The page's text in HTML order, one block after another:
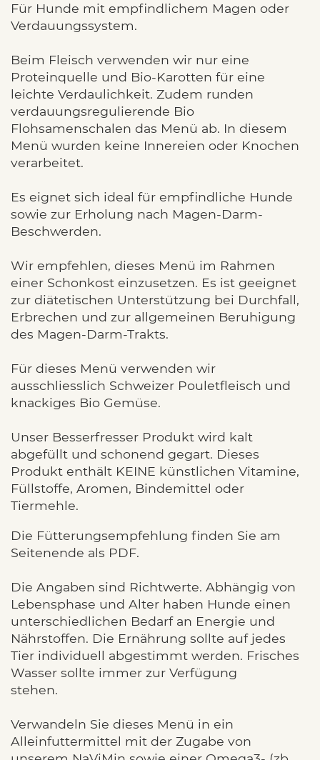
Für Hunde mit empfindlichem Magen oder
Verdauungssystem.
Beim Fleisch verwenden wir nur eine
Proteinquelle und Bio-Karotten für eine
leichte Verdaulichkeit. Zudem runden
verdauungsregulierende Bio
Flohsamenschalen das Menü ab. In diesem
Menü wurden keine Innereien oder Knochen
verarbeitet.
Es eignet sich ideal für empfindliche Hunde
sowie zur Erholung nach Magen-Darm-
Beschwerden.
Wir empfehlen, dieses Menü im Rahmen
einer Schonkost einzusetzen. Es ist geeignet
zur diätetischen Unterstützung bei Durchfall,
Erbrechen und zur allgemeinen Beruhigung
des Magen-Darm-Trakts.
Für dieses Menü verwenden wir
ausschliesslich Schweizer Pouletfleisch und
knackiges Bio Gemüse.
Unser Besserfresser Produkt wird kalt
abgefüllt und schonend gegart. Dieses
Produkt enthält KEINE künstlichen Vitamine,
Füllstoffe, Aromen, Bindemittel oder
Tiermehle.
Die Fütterungsempfehlung finden Sie am
Seitenende als PDF.
Die Angaben sind Richtwerte. Abhängig von
Lebensphase und Alter haben Hunde einen
unterschiedlichen Bedarf an Energie und
Nährstoffen. Die Ernährung sollte auf jedes
Tier individuell abgestimmt werden. Frisches
Wasser sollte immer zur Verfügung
stehen.
Verwandeln Sie dieses Menü in ein
Alleinfuttermittel mit der Zugabe von